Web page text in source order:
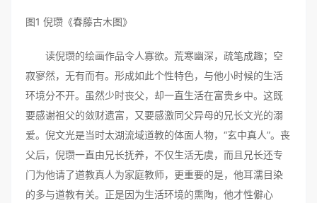
图1 倪瓒《春藤古木图》
读倪瓒的绘画作品令人寡欲。荒寒幽深，疏笔成趣；空
寂寥然，无有而有。形成如此个性特色，与他小时候的生活
环境分不开。虽然少时丧父，却一直生活在富贵乡中。这既
要感谢祖父的敛财遗富，又要感激同父异母的兄长文光的溺
爱。倪文光是当时太湖流域道教的体面人物，“玄中真人”。丧
父后，倪瓒一直由兄长抚养，不仅生活无虞，而且兄长还专
门为他请了道教真人为家庭教师，更重要的是，他耳濡目染
的多与道教有关。正是因为生活环境的熏陶，他才性僻心